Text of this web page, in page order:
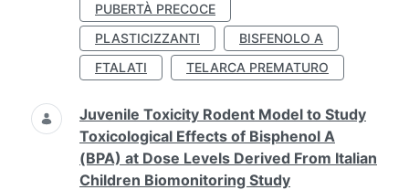
PUBERTÀ PRECOCE
PLASTICIZZANTI
BISFENOLO A
FTALATI
TELARCA PREMATURO
Juvenile Toxicity Rodent Model to Study
Toxicological Effects of Bisphenol A
(BPA) at Dose Levels Derived From Italian
Children Biomonitoring Study